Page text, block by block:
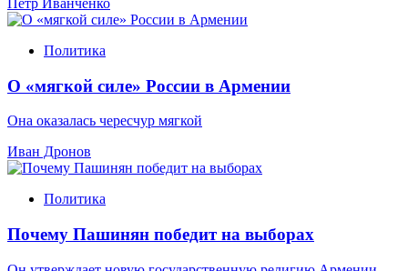
Петр Иванченко
Политика
О «мягкой силе» России в Армении
Она оказалась чересчур мягкой
Иван Дронов
Политика
Почему Пашинян победит на выборах